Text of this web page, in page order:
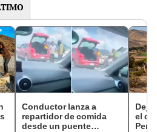
Conductor lanza a
repartidor de comida
desde un puente
Dejó
el